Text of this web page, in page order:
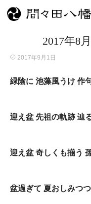
2017年8
2017年9月1日
緑陰に 池藻風うけ 作
迎え盆 先祖の軌跡 辿
迎え盆 奇しくも揃う
盆過ぎて 夏おしみつ